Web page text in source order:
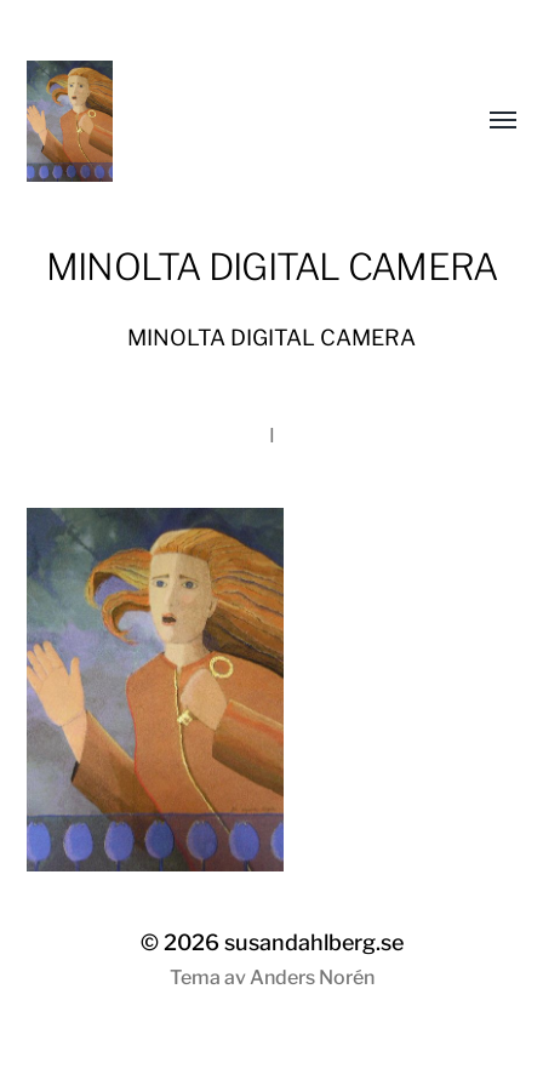
susandahlberg.se
Slå
MINOLTA DIGITAL CAMERA
MINOLTA DIGITAL CAMERA
I
© 2026susandahlberg.se
Tema av Anders Norén